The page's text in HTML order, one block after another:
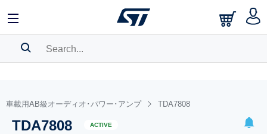
BOOKMARK
Pleaselog into show your saved searches.
車載用AB級オーディオ･パワー･アンプ TDA7808
TDA7808 ACTIVE